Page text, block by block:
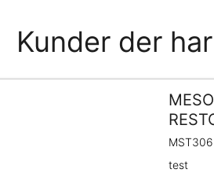
Kunder der
MST306
test